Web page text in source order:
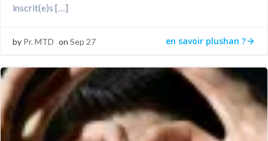
inscrit(e)s […]
by Pr. MTD on Sep 27 en savoir plushan ?